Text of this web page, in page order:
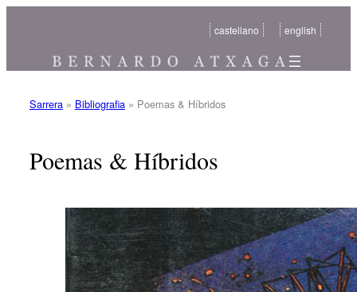
castellano english
Sarrera» Bibliografia» Poemas & Híbridos
Poemas & Híbridos